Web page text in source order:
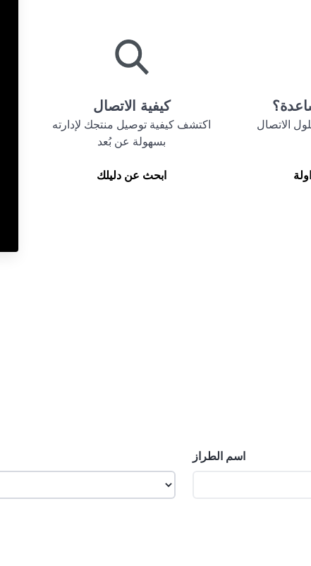
كيفية الاتصال
اكتشف كيفية توصيل منتجك لإدارته
بسهولة عن بُعد
الاتصال
ابحث عن دليلك
اسم الطراز